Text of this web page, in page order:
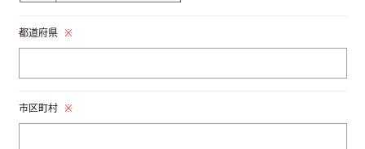
都道府県 ※
市区町村 ※